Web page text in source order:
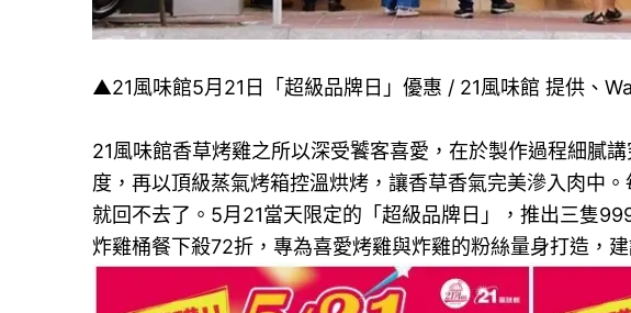
▲21風味館5月21日「超級品牌日」優惠 / 21風味館 提供、
21風味館香草烤雞之所以深受饕客喜愛，在於製作過程細膩
度，再以頂級蒸氣烤箱控溫烘烤，讓香草香氣完美滲入肉中
就回不去了。5月21當天限定的「超級品牌日」，推出三隻
炸雞桶餐下殺72折，專為喜愛烤雞與炸雞的粉絲量身打造，